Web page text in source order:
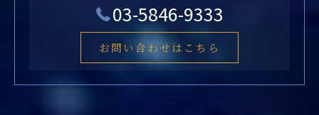
03-5846-9333
お問い合わせはこちら